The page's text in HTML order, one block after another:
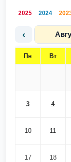
2025 2024
‹
Пн Вт
3 4
10 11
17 18